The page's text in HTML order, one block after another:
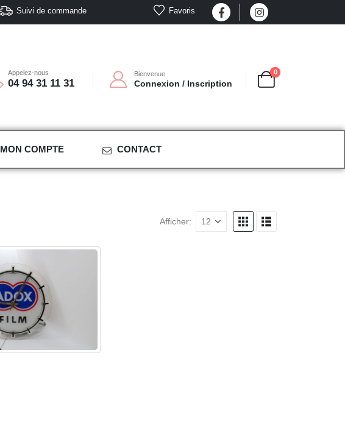
Suivi de commande Favoris
Appelez-nous
04 94 31 11 31
Bienvenue
Connexion / Inscription
0
MON COMPTE CONTACT
Afficher: